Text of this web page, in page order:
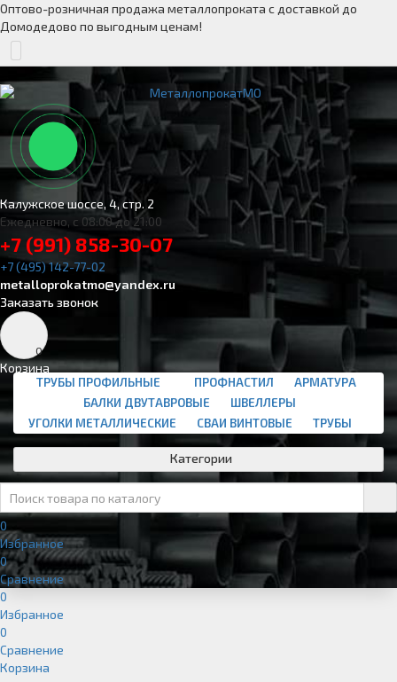
Оптово-розничная продажа металлопроката с доставкой до
Домодедово по выгодным ценам!
Калужское шоссе, 4, стр. 2
Ежедневно, с 08:00 до 21:00
+7 (991) 858-30-07
+7 (495) 142-77-02
metalloprokatmo@yandex.ru
Заказать звонок
0
Корзина
ТРУБЫ ПРОФИЛЬНЫЕ ПРОФНАСТИЛ
АРМАТУРА
БАЛКИ ДВУТАВРОВЫЕ
ШВЕЛЛЕРЫ
УГОЛКИ МЕТАЛЛИЧЕСКИЕ
СВАИ ВИНТОВЫЕ ТРУБЫ
Категории
0
Избранное
0
Сравнение
0
Избранное
0
Сравнение
Корзина